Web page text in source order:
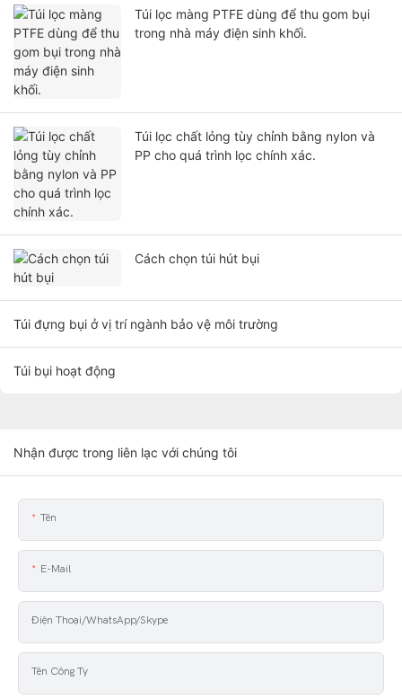
Túi lọc màng PTFE dùng để thu gom bụi
trong nhà máy điện sinh khối.
Túi lọc chất lỏng tùy chỉnh bằng nylon và
PP cho quá trình lọc chính xác.
Cách chọn túi hút bụi
Túi đựng bụi ở vị trí ngành bảo vệ môi trường
Túi bụi hoạt động
Nhận được trong liên lạc với chúng tôi
Tên
E-Mail
Điện Thoại/WhatsApp/Skype
Tên Công Ty